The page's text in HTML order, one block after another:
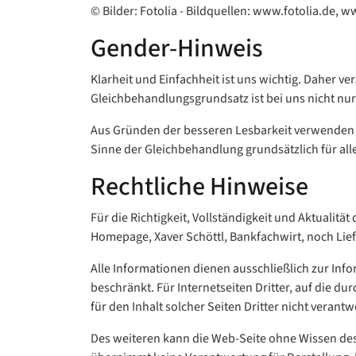
© Bilder: Fotolia - Bildquellen: www.fotolia.de,
Gender-Hinweis
Klarheit und Einfachheit ist uns wichtig. Daher
Gleichbehandlungsgrundsatz ist bei uns nicht
Aus Gründen der besseren Lesbarkeit
Sinne der Gleichbehandlung grundsätzlich für
Rechtliche Hinweise
Für die Richtigkeit, Vollständigkeit und
Homepage, Xaver Schöttl, Bankfachwirt, noch
Alle Informationen dienen ausschließlich zur
beschränkt. Für Internetseiten Dritter, auf die
für den Inhalt solcher Seiten Dritter nicht
Des weiteren kann die Web-Seite ohne Wissen